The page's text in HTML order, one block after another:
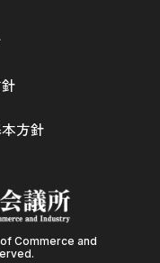
Commerce and
方針